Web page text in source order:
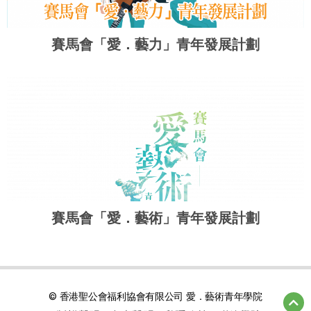
賽馬會「愛．藝力」青年發展計劃
賽馬會「愛．藝術」青年發展計劃
© 香港聖公會福利協會有限公司 愛．藝術青年學院